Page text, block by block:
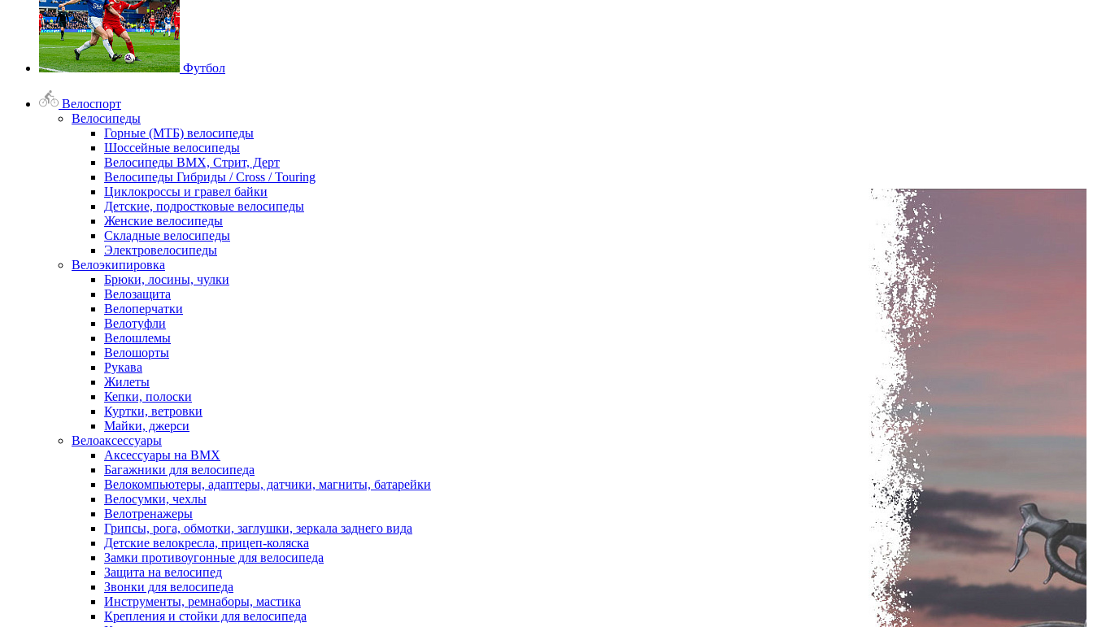
Футбол
Велоспорт
Велосипеды
Горные (МТБ) велосипеды
Шоссейные велосипеды
Велосипеды BMX, Стрит, Дерт
Велосипеды Гибриды / Cross / Touring
Циклокроссы и гравел байки
Детские, подростковые велосипеды
Женские велосипеды
Складные велосипеды
Электровелосипеды
Велоэкипировка
Брюки, лосины, чулки
Велозащита
Велоперчатки
Велотуфли
Велошлемы
Велошорты
Рукава
Жилеты
Кепки, полоски
Куртки, ветровки
Майки, джерси
Велоаксессуары
Аксессуары на BMX
Багажники для велосипеда
Велокомпьютеры, адаптеры, датчики, магниты, батарейки
Велосумки, чехлы
Велотренажеры
Грипсы, рога, обмотки, заглушки, зеркала заднего вида
Детские велокресла, прицеп-коляска
Замки противоугонные для велосипеда
Защита на велосипед
Звонки для велосипеда
Инструменты, ремнаборы, мастика
Крепления и стойки для велосипеда